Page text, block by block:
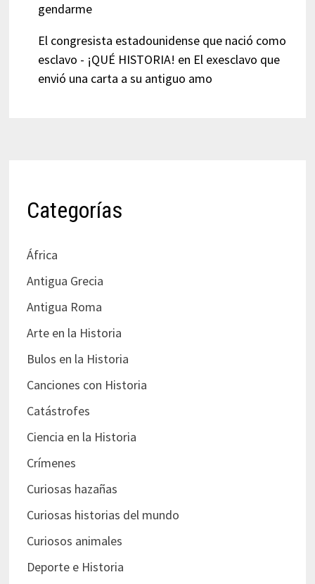
gendarme
El congresista estadounidense que nació como
esclavo - ¡QUÉ HISTORIA! en El exesclavo que
envió una carta a su antiguo amo
Categorías
África
Antigua Grecia
Antigua Roma
Arte en la Historia
Bulos en la Historia
Canciones con Historia
Catástrofes
Ciencia en la Historia
Crímenes
Curiosas hazañas
Curiosas historias del mundo
Curiosos animales
Deporte e Historia